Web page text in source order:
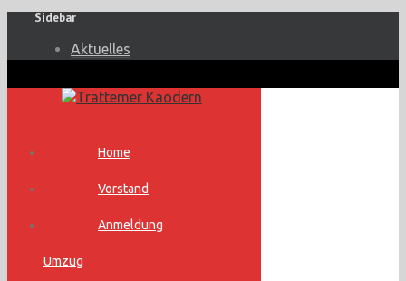
Sidebar
Aktuelles
Home
Vorstand
Anmeldung
Umzug